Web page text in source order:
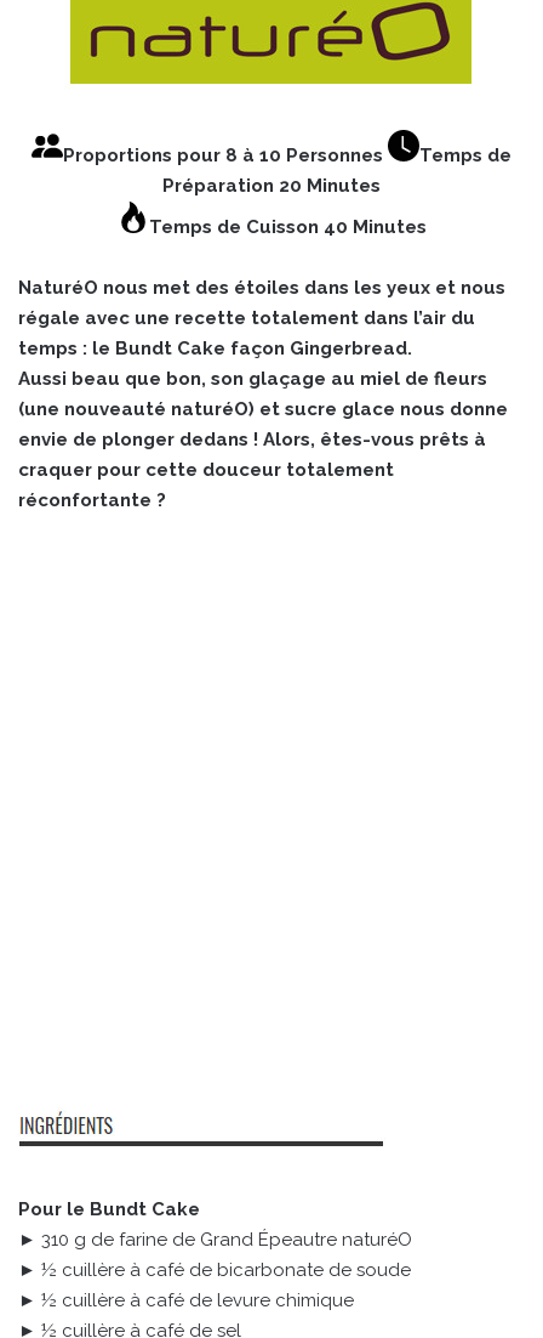
Proportions pour 8 à 10 Personnes
Temps de
Préparation 20 Minutes
Temps de Cuisson 40 Minutes
NaturéO nous met des étoiles dans les yeux et nous
régale avec une recette totalement dans l’air du
temps : le Bundt Cake façon Gingerbread.
Aussi beau que bon, son glaçage au miel de fleurs
(une nouveauté naturéO) et sucre glace nous donne
envie de plonger dedans ! Alors, êtes-vous prêts à
craquer pour cette douceur totalement
réconfortante ?
Pour le Bundt Cake
► 310 g de farine de Grand Épeautre naturéO
► ½ cuillère à café de bicarbonate de soude
► ½ cuillère à café de levure chimique
► ½ cuillère à café de sel